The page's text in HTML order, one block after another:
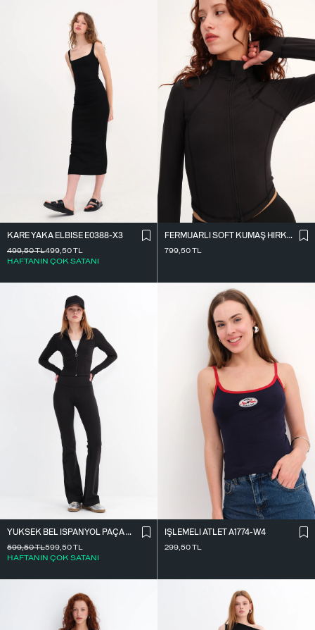
KARE YAKA ELBISE E0388-X3
499,50TL
HAFTANIN ÇOK SATANI
499,50TL
FERMUARLI SOFT KUMAŞ HIRKA H0089
799,50TL
YÜKSEK BEL İ̇SPANYOL PAÇA TAYT TYT0048-E10
599,50TL
HAFTANIN ÇOK SATANI
599,50TL
İ̇ŞLEMELI ATLET A1774-W4
299,50TL